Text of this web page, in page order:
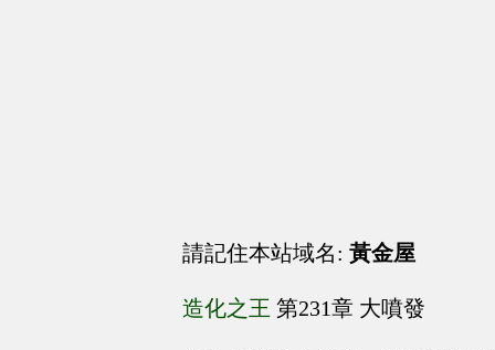
請記住本站域名: 黃金屋
造化之王 第231章 大噴發